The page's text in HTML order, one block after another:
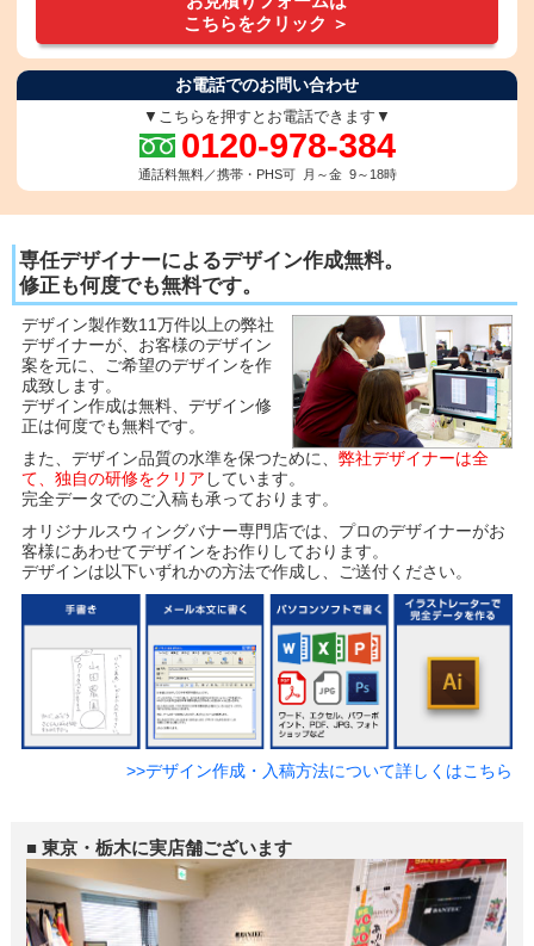
こちらをクリック ＞
お電話でのお問い合わせ
▼こちらを押すとお電話できます▼
0120-978-384
通話料無料／携帯・PHS可 月～金 9～18時
専任デザイナーによるデザイン作成無料。
修正も何度でも無料です。
デザイン製作数11万件以上の弊社
デザイナーが、 お客様のデザイン
案を元に、ご希望のデザインを作
成致します。
デザイン作成は無料、デザイン修
正は何度でも無料です。
また、デザイン品質の水準を保つために、 弊社デザイナーは全
て、独自の研修をクリア しています。
完全データでのご入稿も承っております。
オリジナルスウィングバナー専門店では、プロのデザイナーがお
客様にあわせてデザインをお作りしております。
デザインは以下いずれかの方法で作成し、ご送付ください。
>>デザイン作成・入稿方法について詳しくはこちら
■ 東京・栃木に実店舗ございます